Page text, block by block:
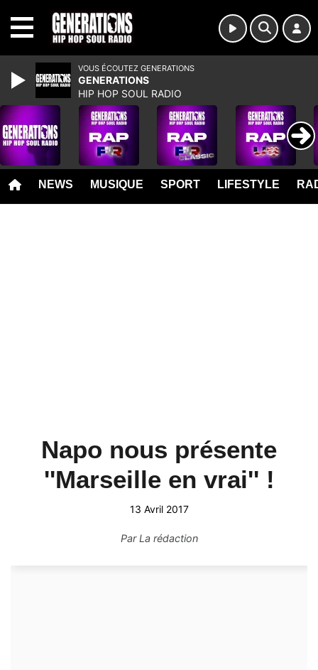
NEWS MUSIQUE SPORT LIFESTYLE
Napo nous présente
''Marseille en vrai'' !
13 Avril 2017
ParLa rédaction
VOUS ÉCOUTEZ GENERATIONS
GENERATIONS
HIP HOP SOUL RADIO